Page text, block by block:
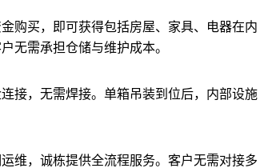
购买，即可获得包括房屋、家具、电器在内
无需承担仓储与维护成本。
接，无需焊接。单箱吊装到位后，内部设施
维，诚栋提供全流程服务。客户无需对接多